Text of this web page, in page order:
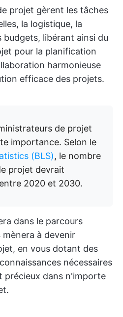
projet gèrent les tâches
la logistique, la
libérant ainsi du
pour la planification
harmonieuse
efficace des projets.
de projet
importance. Selon le
(BLS), le nombre
projet devrait
2020 et 2030.
dans le parcours
à devenir
en vous dotant des
nécessaires
précieux dans n'importe